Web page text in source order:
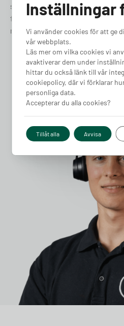
support. Vårt dedikerade team
för att hjälpa dig med allt från
råd om elbilsladdning. Låt oss
031-180
Boka
Inställningar
Vi använder cookies för att ge
vår webbplats.
Läs mer om vilka cookies vi
avaktiverar dem under
hittar du också länk till vår
cookiepolicy, där vi förklarar
personliga data.
Accepterar du alla cookies?
Tillåt alla Avvisa